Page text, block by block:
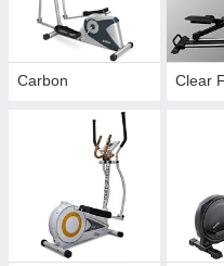
Carbon Clear